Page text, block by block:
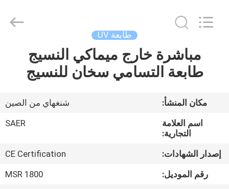
منزل
أشرطة
حول
Supplier
طابعة UV
مباشرة خارج ميماكي النسيج
طابعة التسامي سخان للنسيج
مكان المنشأ:
شنغهاي من الصين
اسم العلامة
التجارية:
SAER
إصدار الشهادات:
CE Certification
رقم الموديل:
MSR 1800